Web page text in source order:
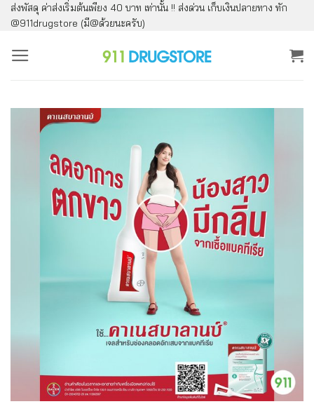
ข้าม
ไป
ยัง
ส่งพัสดุ ค่าส่งเริ่มต้นเพียง 40 บาท เท่านั้น !! ส่งด่วน เก็บเงินปลายทาง ทัก
@911drugstore (มี@ด้วยนะครับ)